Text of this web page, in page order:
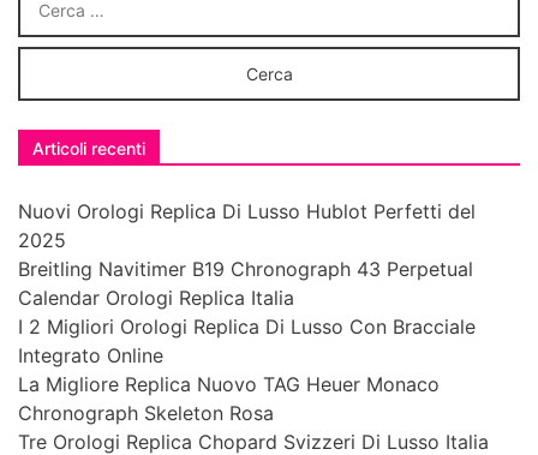
Articoli recenti
Nuovi Orologi Replica Di Lusso Hublot Perfetti del
2025
Breitling Navitimer B19 Chronograph 43 Perpetual
Calendar Orologi Replica Italia
I 2 Migliori Orologi Replica Di Lusso Con Bracciale
Integrato Online
La Migliore Replica Nuovo TAG Heuer Monaco
Chronograph Skeleton Rosa
Tre Orologi Replica Chopard Svizzeri Di Lusso Italia